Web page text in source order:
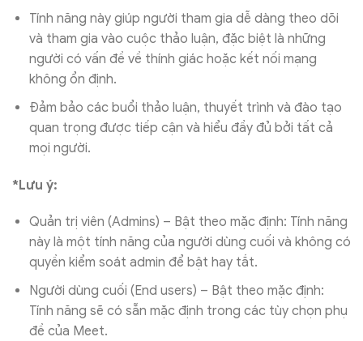
Tính năng này giúp người tham gia dễ dàng theo dõi
và tham gia vào cuộc thảo luận, đặc biệt là những
người có vấn đề về thính giác hoặc kết nối mạng
không ổn định.
Đảm bảo các buổi thảo luận, thuyết trình và đào tạo
quan trọng được tiếp cận và hiểu đầy đủ bởi tất cả
mọi người.
*Lưu ý:
Quản trị viên (Admins) – Bật theo mặc định: Tính năng
này là một tính năng của người dùng cuối và không có
quyền kiểm soát admin để bật hay tắt.
Người dùng cuối (End users) – Bật theo mặc định:
Tính năng sẽ có sẵn mặc định trong các tùy chọn phụ
đề của Meet.